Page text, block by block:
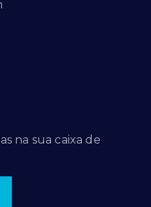
na sua caixa de